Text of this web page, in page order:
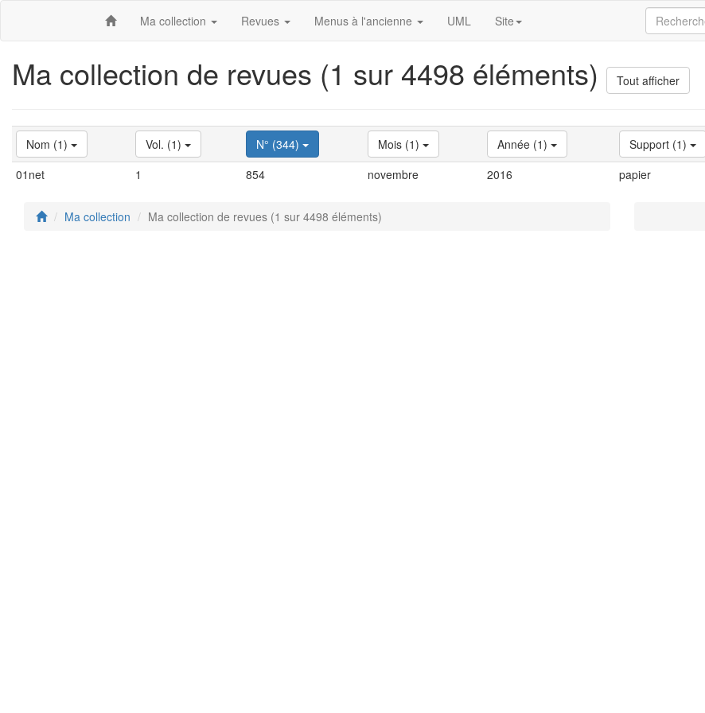
Ma collection Revues Menus à l'ancienne UML Site
Ma collection de revues (1 sur 4498 éléments) Tout afficher
Nom (1) Vol. (1) N° (344) Mois (1) Année (1) Support (1)
01net
1 854 novembre 2016 papier
Ma collection Ma collection de revues (1 sur 4498 éléments)